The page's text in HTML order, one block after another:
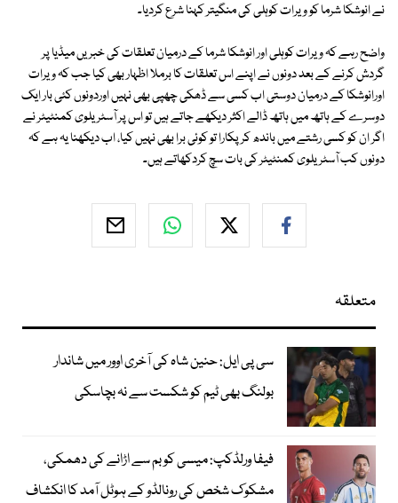
نے انوشکا شرما کو ویرات کوہلی کی منگیتر کہنا شرع کردیا۔
واضح رہے کہ ویرات کوہلی اور انوشکا شرما کے درمیان تعلقات کی خبریں میڈیا پر
گردش کرنے کے بعد دونوں نے اپنے اس تعلقات کا برملا اظہار بھی کیا جب کہ ویرات
اورانوشکا کے درمیان دوستی اب کسی سے ڈھکی چھپی بھی نہیں اوردونوں کئی بار ایک
دوسرے کے ہاتھ میں ہاتھ ڈالے اکثر دیکھے جاتے ہیں تو اس پر آسٹریلوی کمنٹیٹر نے
اگر ان کو کسی رشتے میں باندھ کر پکارا تو کوئی برا بھی نہیں کیا، اب دیکھنا یہ ہے کہ
دونوں کب آسٹریلوی کمنٹیٹر کی بات سچ کردکھاتے ہیں۔
متعلقہ
سی پی ایل: حنین شاہ کی آخری اوور میں شاندار
بولنگ بھی ٹیم کو شکست سے نہ بچاسکی
فیفا ورلڈکپ: میسی کو بم سے اڑانے کی دھمکی،
مشکوک شخص کی رونالڈو کے ہوٹل آمد کا انکشاف